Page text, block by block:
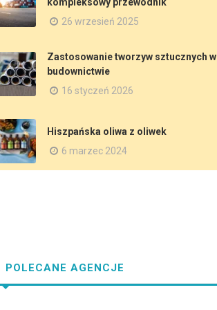
26 wrzesień 2025
Zastosowanie tworzyw sztucznych w
budownictwie
16 styczeń 2026
Hiszpańska oliwa z oliwek
6 marzec 2024
POLECANE AGENCJE